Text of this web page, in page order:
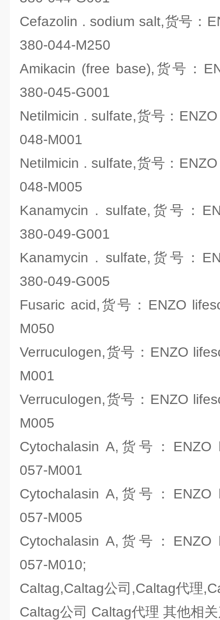
Cefazolin . sodium salt,货号：
380-044-M250
Amikacin (free base),货号：
380-045-G001
Netilmicin . sulfate,货号：
048-M001
Netilmicin . sulfate,货号：
048-M005
Kanamycin . sulfate,货号：
380-049-G001
Kanamycin . sulfate,货号：
380-049-G005
Fusaric acid,货号：ENZO
M050
Verruculogen,货号：ENZO
M001
Verruculogen,货号：ENZO
M005
Cytochalasin A,货号：ENZO
057-M001
Cytochalasin A,货号：ENZO
057-M005
Cytochalasin A,货号：ENZO
057-M010;
Caltag,Caltag公司,Caltag代理
Caltag公司 Caltag代理 其他相